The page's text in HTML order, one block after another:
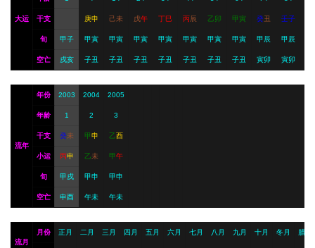
大运 干支 庚申 己未 戊午 丁巳 丙辰 乙卯 甲寅 癸丑 壬子
旬 甲子 甲寅 甲寅 甲寅 甲寅 甲寅 甲寅 甲寅 甲辰 甲辰
空亡 戌亥 子丑 子丑 子丑 子丑 子丑 子丑 子丑 寅卯 寅卯
流年
年份 2003 2004 2005
年龄 1 2 3
干支 癸未 甲申 乙酉
小运 丙申 乙未 甲午
旬 甲戌 甲申 甲申
空亡 申酉 午未 午未
流月
月份 正月 二月 三月 四月 五月 六月 七月 八月 九月 十月 冬月 腊月